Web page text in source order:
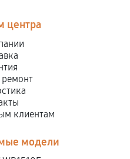
центра
клиентам
модели